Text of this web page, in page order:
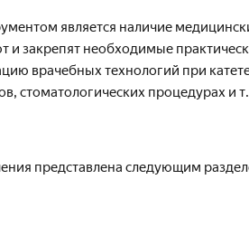
является наличие
закрепят необходимые
врачебных технологий при
стоматологических процедурах и
представлена следующим